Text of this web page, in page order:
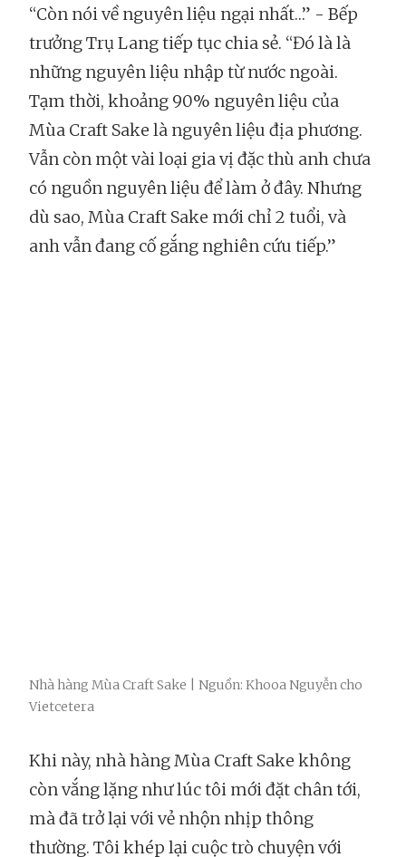
“Còn nói về nguyên liệu ngại nhất…” - Bếp
trưởng Trụ Lang tiếp tục chia sẻ. “Đó là là
những nguyên liệu nhập từ nước ngoài.
Tạm thời, khoảng 90% nguyên liệu của
Mùa Craft Sake là nguyên liệu địa phương.
Vẫn còn một vài loại gia vị đặc thù anh chưa
có nguồn nguyên liệu để làm ở đây. Nhưng
dù sao, Mùa Craft Sake mới chỉ 2 tuổi, và
anh vẫn đang cố gắng nghiên cứu tiếp.”
Nhà hàng Mùa Craft Sake | Nguồn: Khooa Nguyễn cho
Vietcetera
Khi này, nhà hàng Mùa Craft Sake không
còn vắng lặng như lúc tôi mới đặt chân tới,
mà đã trở lại với vẻ nhộn nhịp thông
thường. Tôi khép lại cuộc trò chuyện với